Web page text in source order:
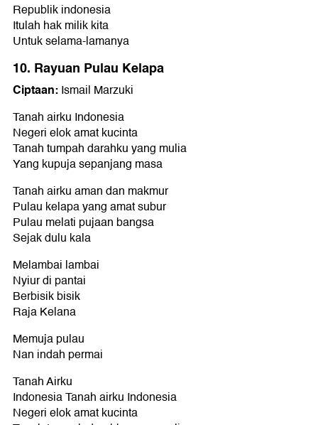
Republik indonesia
Itulah hak milik kita
Untuk selama-lamanya
10. Rayuan Pulau Kelapa
Ciptaan:Ismail Marzuki
Tanah airku Indonesia
Negeri elok amat kucinta
Tanah tumpah darahku yang mulia
Yang kupuja sepanjang masa
Tanah airku aman dan makmur
Pulau kelapa yang amat subur
Pulau melati pujaan bangsa
Sejak dulu kala
Melambai lambai
Nyiur di pantai
Berbisik bisik
Raja Kelana
Memuja pulau
Nan indah permai
Tanah Airku
Indonesia Tanah airku Indonesia
Negeri elok amat kucinta